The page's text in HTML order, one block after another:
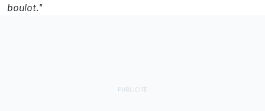
boulot."